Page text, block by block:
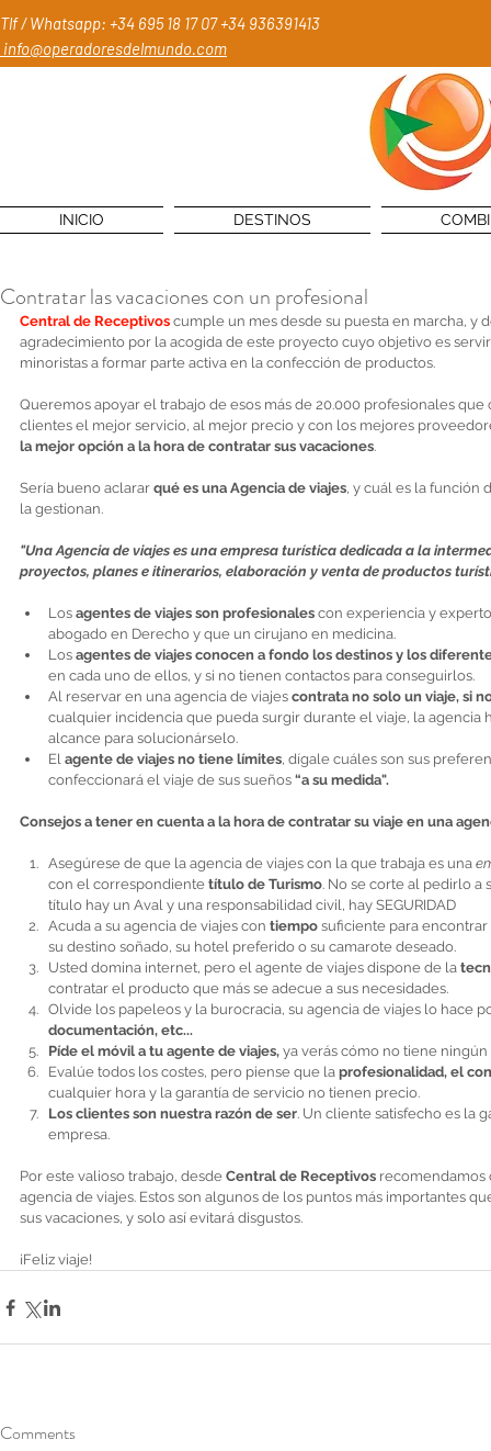
Tlf / Whatsapp: +34 695 18 17 07+34 936391413
info@operadoresdelmundo.com
INICIO DESTINOS
Contratar las vacaciones con un profesional
Central de Receptivos cumple un mes desde su puesta en marcha, y
agradecimiento por la acogida de este proyecto cuyo objetivo es
minoristas a formar parte activa en la confección de productos.
Queremos apoyar el trabajo de esos más de 20.000 profesionales
clientes el mejor servicio, al mejor precio y con los mejores
la mejor opción a la hora de contratar sus vacaciones.
Sería bueno aclarar qué es una Agencia de viajes, y cuál es la función
la gestionan.
"Una Agencia de viajes es una empresa turística dedicada a la
proyectos, planes e itinerarios, elaboración y venta de productos
Los agentes de viajes son profesionales con experiencia y
abogado en Derecho y que un cirujano en medicina.
Los agentes de viajes conocen a fondo los destinos y los
en cada uno de ellos, y si no tienen contactos para conseguirlos.
Al reservar en una agencia de viajes contrata no solo un viaje, si
cualquier incidencia que pueda surgir durante el viaje, la agencia
alcance para solucionárselo.
El agente de viajes no tiene límites, dígale cuáles son sus
confeccionará el viaje de sus sueños “a su medida".
Consejos a tener en cuenta a la hora de contratar su viaje en una
Asegúrese de que la agencia de viajes con la que trabaja es una
con el correspondiente título de Turismo. No se corte al pedirlo a
título hay un Aval y una responsabilidad civil, hay SEGURIDAD
Acuda a su agencia de viajes con tiempo suficiente para
su destino soñado, su hotel preferido o su camarote deseado.
Usted domina internet, pero el agente de viajes dispone de la
contratar el producto que más se adecue a sus necesidades.
Olvide los papeleos y la burocracia, su agencia de viajes lo hace
documentación, etc...
Píde el móvil a tu agente de viajes, ya verás cómo no tiene
Evalúe todos los costes, pero piense que la profesionalidad, el
cualquier hora y la garantía de servicio no tienen precio.
Los clientes son nuestra razón de ser. Un cliente satisfecho es la
empresa.
Por este valioso trabajo, desde Central de Receptivos recomendamos
agencia de viajes. Estos son algunos de los puntos más importantes
sus vacaciones, y solo así evitará disgustos.
¡Feliz viaje!
Comments